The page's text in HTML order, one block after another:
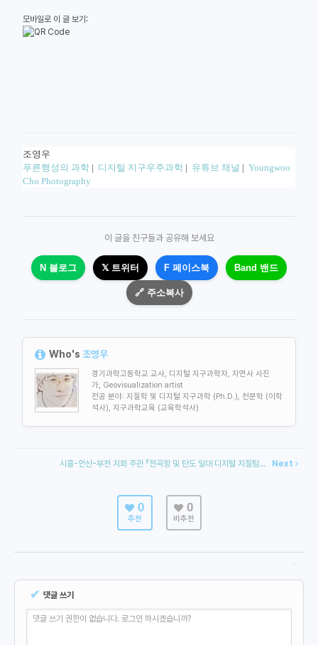
모바일로 이 글 보기:
조영우
푸른행성의 과학 | 디지털 지구우주과학 | 유튜브 채널 | Youngwoo
Cho Photography
이 글을 친구들과 공유해 보세요
N 블로그 𝕏 트위터 F 페이스북 Band 밴드
🔗 주소복사
Who's 조영우
경기과학고등학교 교사, 디지털 지구과학자, 자연사 사진
가, Geovisualization artist
전공 분야: 지질학 및 디지털 지구과학 (Ph.D.), 천문학 (이학
석사), 지구과학교육 (교육학석사)
시흥-안산-부천 지회 주관 『전곡항 및 탄도 일대 디지털 지질탐... Next
0
추천
0
비추천
✔ 댓글 쓰기
댓글 쓰기 권한이 없습니다. 로그인 하시겠습니까?